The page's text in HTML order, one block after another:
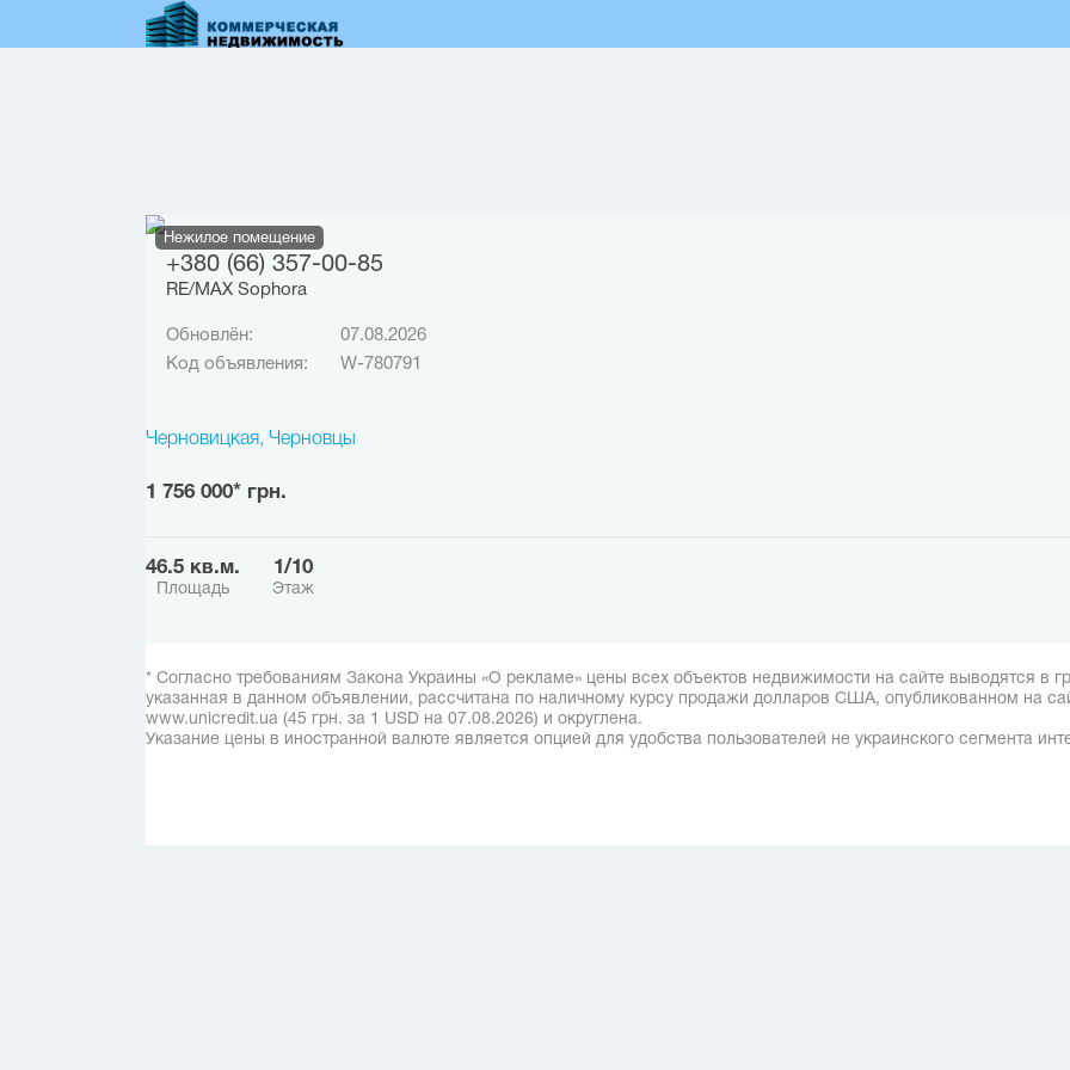
основному
+380 (66) 357-00-85
RE/MAX Sophora
Обновлён:
07.08.2026
Код объявления:
W-780791
Нежилое помещение
Черновицкая, Черновцы
1 756 000* грн.
46.5 кв.м.
Площадь
1/10
Этаж
* Согласно требованиям Закона Украины «О рекламе» цены всех объектов недвижимости на сайте выводятся в
указанная в данном объявлении, рассчитана по наличному курсу продажи долларов США, опубликованном на
www.unicredit.ua (45 грн. за 1 USD на 07.08.2026) и округлена.
Указание цены в иностранной валюте является опцией для удобства пользователей не украинского сегмента